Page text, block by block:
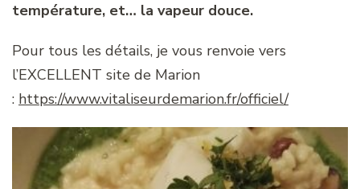
température, et… la vapeur douce.
Pour tous les détails, je vous renvoie vers
l’EXCELLENT site de Marion
: https://www.vitaliseurdemarion.fr/officiel/